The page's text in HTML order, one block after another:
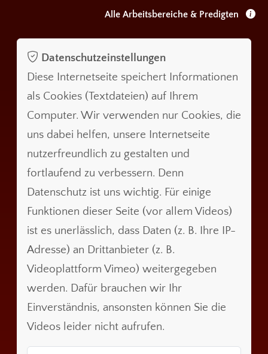
Alle Arbeitsbereiche & Predigten
Datenschutzeinstellungen
Diese Internetseite speichert Informationen
als Cookies (Textdateien) auf Ihrem
Computer. Wir verwenden nur Cookies, die
uns dabei helfen, unsere Internetseite
nutzerfreundlich zu gestalten und
fortlaufend zu verbessern. Denn
Datenschutz ist uns wichtig. Für einige
Funktionen dieser Seite (vor allem Videos)
ist es unerlässlich, dass Daten (z. B. Ihre IP-
Adresse) an Drittanbieter (z. B.
Videoplattform Vimeo) weitergegeben
werden. Dafür brauchen wir Ihr
Einverständnis, ansonsten können Sie die
Videos leider nicht aufrufen.